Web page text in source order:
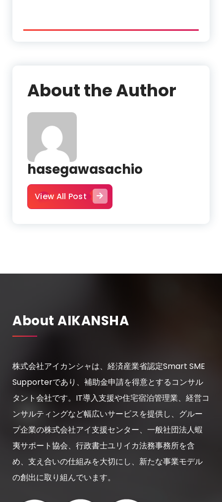
About the Author
hasegawasachio
View All Post
About AIKANSHA
株式会社アイカンシャは、経済産業省認定Smart SME
Supporterであり、補助金申請を得意とするコンサル
タント会社です。IT導入支援や住宅宿泊管理業、経営コ
ンサルティングなど幅広いサービスを提供し、グルー
プ企業の株式会社アイ支援センター、一般社団法人蝦
夷サポート協会、行政書士ユリイカ法務事務所を含
め、支え合いの仕組みを大切にし、新たな事業モデル
の創出に取り組んでいます。